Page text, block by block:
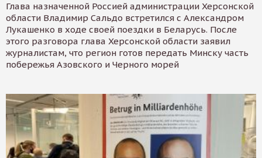
Глава назначенной Россией администрации Херсонской
области Владимир Сальдо встретился с Александром
Лукашенко в ходе своей поездки в Беларусь. После
этого разговора глава Херсонской области заявил
журналистам, что регион готов передать Минску часть
побережья Азовского и Черного морей